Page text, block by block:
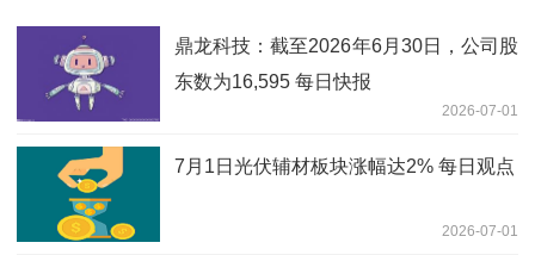
鼎龙科技：截至2026年6月30日，公司股
东数为16,595 每日快报
2026-07-01
7月1日光伏辅材板块涨幅达2% 每日观点
2026-07-01